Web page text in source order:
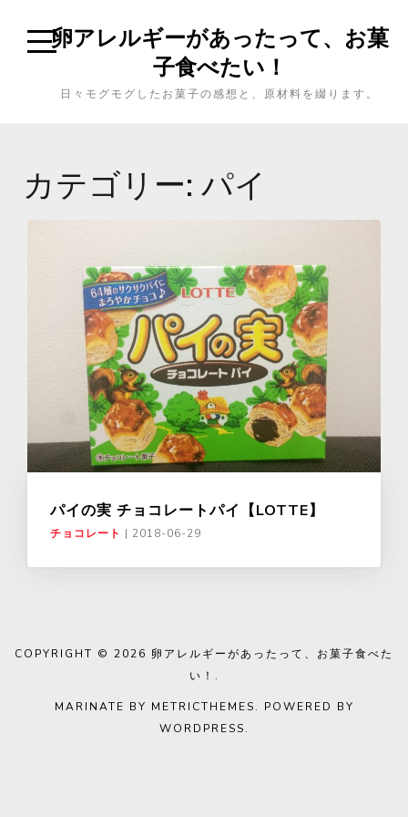
卵アレルギーがあったって、お菓
子食べたい！
日々モグモグしたお菓子の感想と、原材料を綴ります。
カテゴリー: パイ
パイの実 チョコレートパイ【LOTTE】
チョコレート | 2018-06-29
COPYRIGHT © 2026 卵アレルギーがあったって、お菓子食べた
い！ .
MARINATE BY METRICTHEMES. POWERED BY
WORDPRESS.